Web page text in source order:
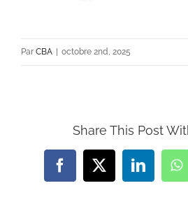
Par CBA | octobre 2nd, 2025
Share This Post
Facebook
X LinkedIn